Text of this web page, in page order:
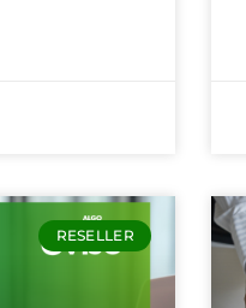
RESELLER